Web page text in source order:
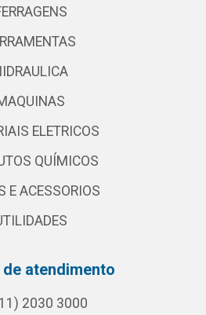
ELETRICOS
QUÍMICOS
E ACESSORIOS
atendimento
2030 3000